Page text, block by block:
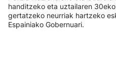
handitzeko eta uztailaren
gertatzeko neurriak hartzeko
Espainiako Gobernuari.